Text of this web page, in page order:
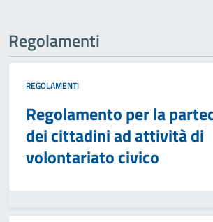
Regolamenti
REGOLAMENTI
Regolamento per la
dei cittadini ad attività di
volontariato civico